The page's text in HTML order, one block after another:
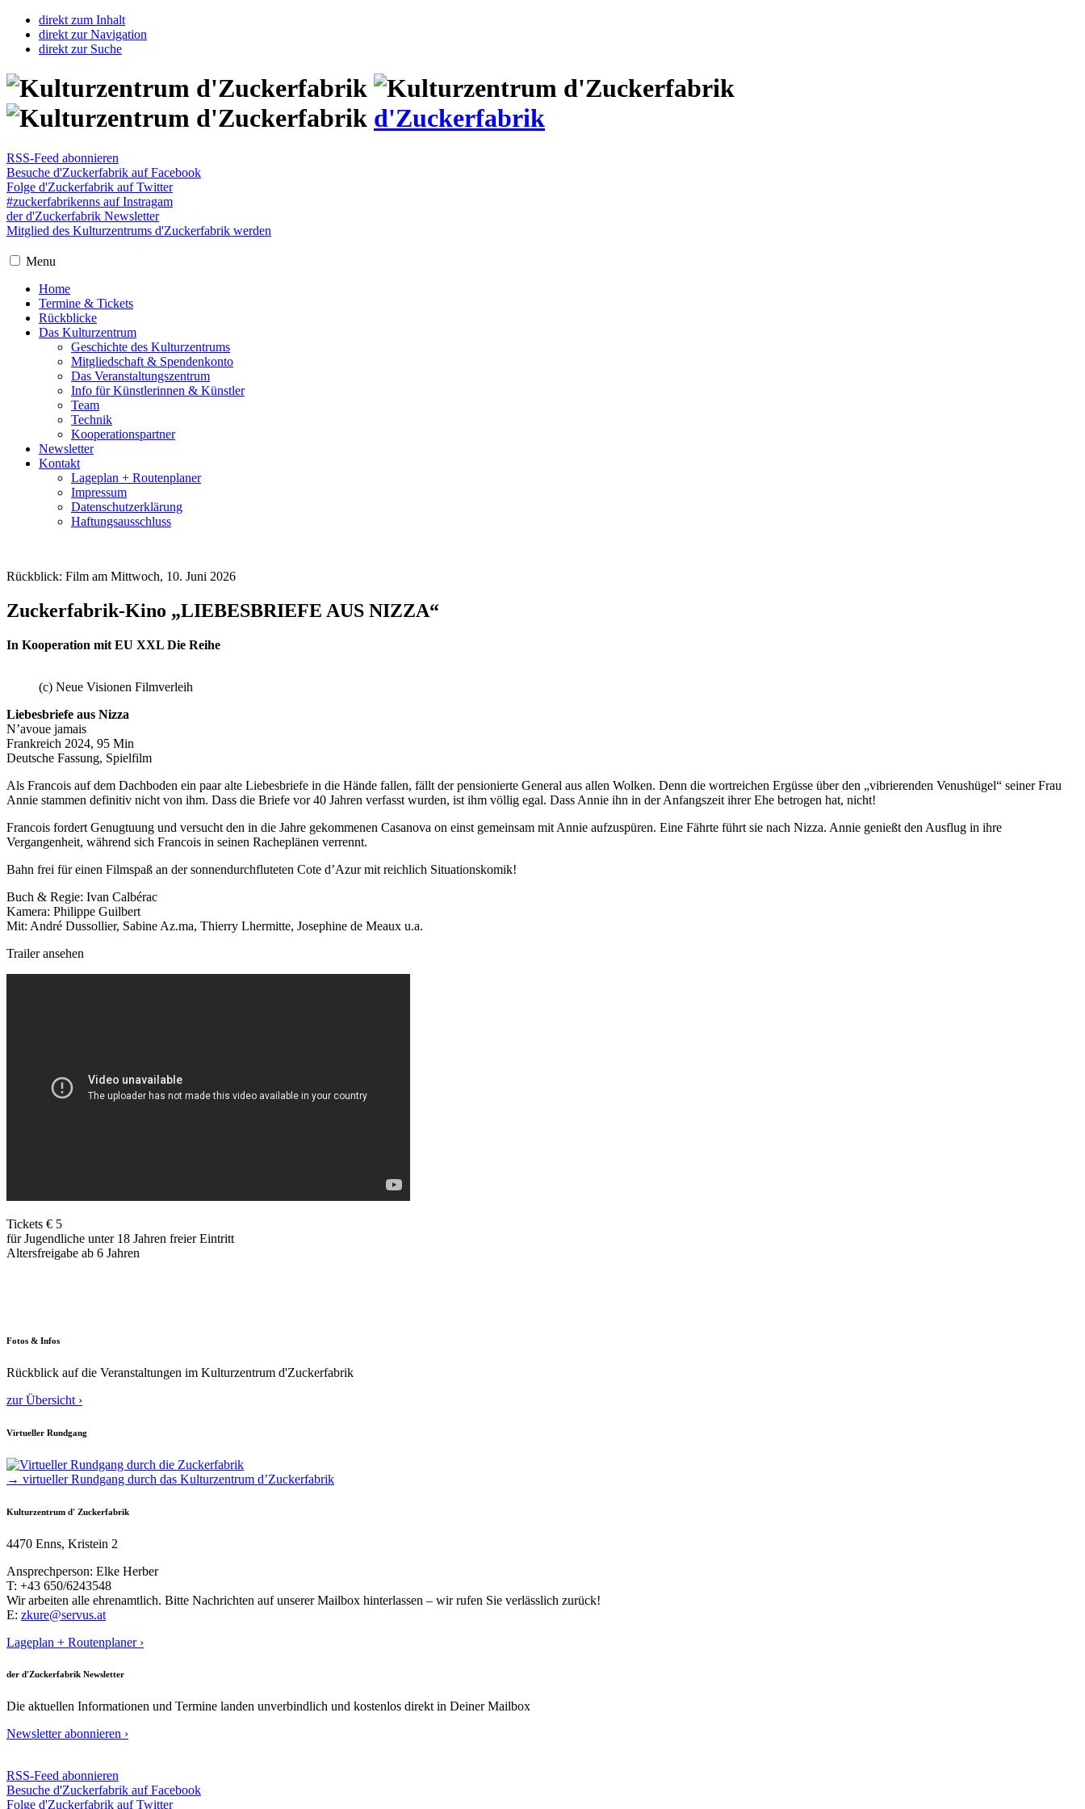
direkt zum Inhalt
direkt zur Navigation
direkt zur Suche
d'Zuckerfabrik
RSS-Feed abonnieren
Besuche d'Zuckerfabrik auf Facebook
Folge d'Zuckerfabrik auf Twitter
#zuckerfabrikenns auf Instragam
der d'Zuckerfabrik Newsletter
Mitglied des Kulturzentrums d'Zuckerfabrik werden
Menu
Home
Termine & Tickets
Rückblicke
Das Kulturzentrum
Geschichte des Kulturzentrums
Mitgliedschaft & Spendenkonto
Das Veranstaltungszentrum
Info für Künstlerinnen & Künstler
Team
Technik
Kooperationspartner
Newsletter
Kontakt
Lageplan + Routenplaner
Impressum
Datenschutzerklärung
Haftungsausschluss
Rückblick: Film am Mittwoch, 10. Juni 2026
Zuckerfabrik-Kino „LIEBESBRIEFE AUS NIZZA“
In Kooperation mit EU XXL Die Reihe
(c) Neue Visionen Filmverleih
Liebesbriefe aus Nizza
N’avoue jamais
Frankreich 2024, 95 Min
Deutsche Fassung, Spielfilm
Als Francois auf dem Dachboden ein paar alte Liebesbriefe in die Hände fallen, fällt der pensionierte General aus allen Wolken. Denn die wortreichen Ergüsse über den „vibrierenden Venushügel“ seiner Frau
Annie stammen definitiv nicht von ihm. Dass die Briefe vor 40 Jahren verfasst wurden, ist ihm völlig egal. Dass Annie ihn in der Anfangszeit ihrer Ehe betrogen hat, nicht!
Francois fordert Genugtuung und versucht den in die Jahre gekommenen Casanova on einst gemeinsam mit Annie aufzuspüren. Eine Fährte führt sie nach Nizza. Annie genießt den Ausflug in ihre
Vergangenheit, während sich Francois in seinen Racheplänen verrennt.
Bahn frei für einen Filmspaß an der sonnendurchfluteten Cote d’Azur mit reichlich Situationskomik!
Buch & Regie: Ivan Calbérac
Kamera: Philippe Guilbert
Mit: André Dussollier, Sabine Az.ma, Thierry Lhermitte, Josephine de Meaux u.a.
Trailer ansehen
Tickets € 5
für Jugendliche unter 18 Jahren freier Eintritt
Altersfreigabe ab 6 Jahren
Fotos & Infos
Rückblick auf die Veranstaltungen im Kulturzentrum d'Zuckerfabrik
zur Übersicht ›
Virtueller Rundgang
→ virtueller Rundgang durch das Kulturzentrum d’Zuckerfabrik
Kulturzentrum d' Zuckerfabrik
4470 Enns, Kristein 2
Ansprechperson: Elke Herber
T: +43 650/6243548
Wir arbeiten alle ehrenamtlich. Bitte Nachrichten auf unserer Mailbox hinterlassen – wir rufen Sie verlässlich zurück!
E: zkure@servus.at
Lageplan + Routenplaner ›
der d'Zuckerfabrik Newsletter
Die aktuellen Informationen und Termine landen unverbindlich und kostenlos direkt in Deiner Mailbox
Newsletter abonnieren ›
RSS-Feed abonnieren
Besuche d'Zuckerfabrik auf Facebook
Folge d'Zuckerfabrik auf Twitter